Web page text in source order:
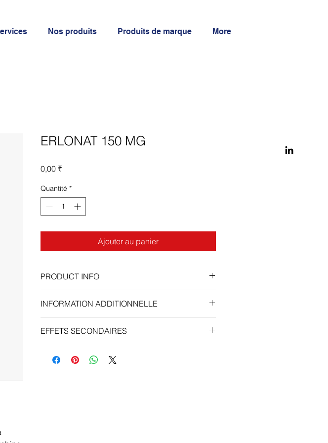
Nos produits Produits de marque More
ERLONAT 150 MG
0,00 ₹
Quantité *
Ajouter au panier
PRODUCT INFO
INFORMATION ADDITIONNELLE
EFFETS SECONDAIRES